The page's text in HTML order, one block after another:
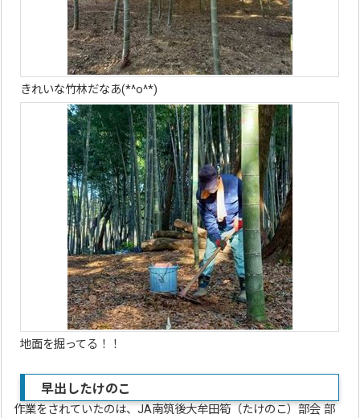
きれいな竹林だなあ(*^o^*)
地面を掘ってる！！
早出したけのこ
作業をされていたのは、JA南筑後大牟田筍（たけのこ）部会 部